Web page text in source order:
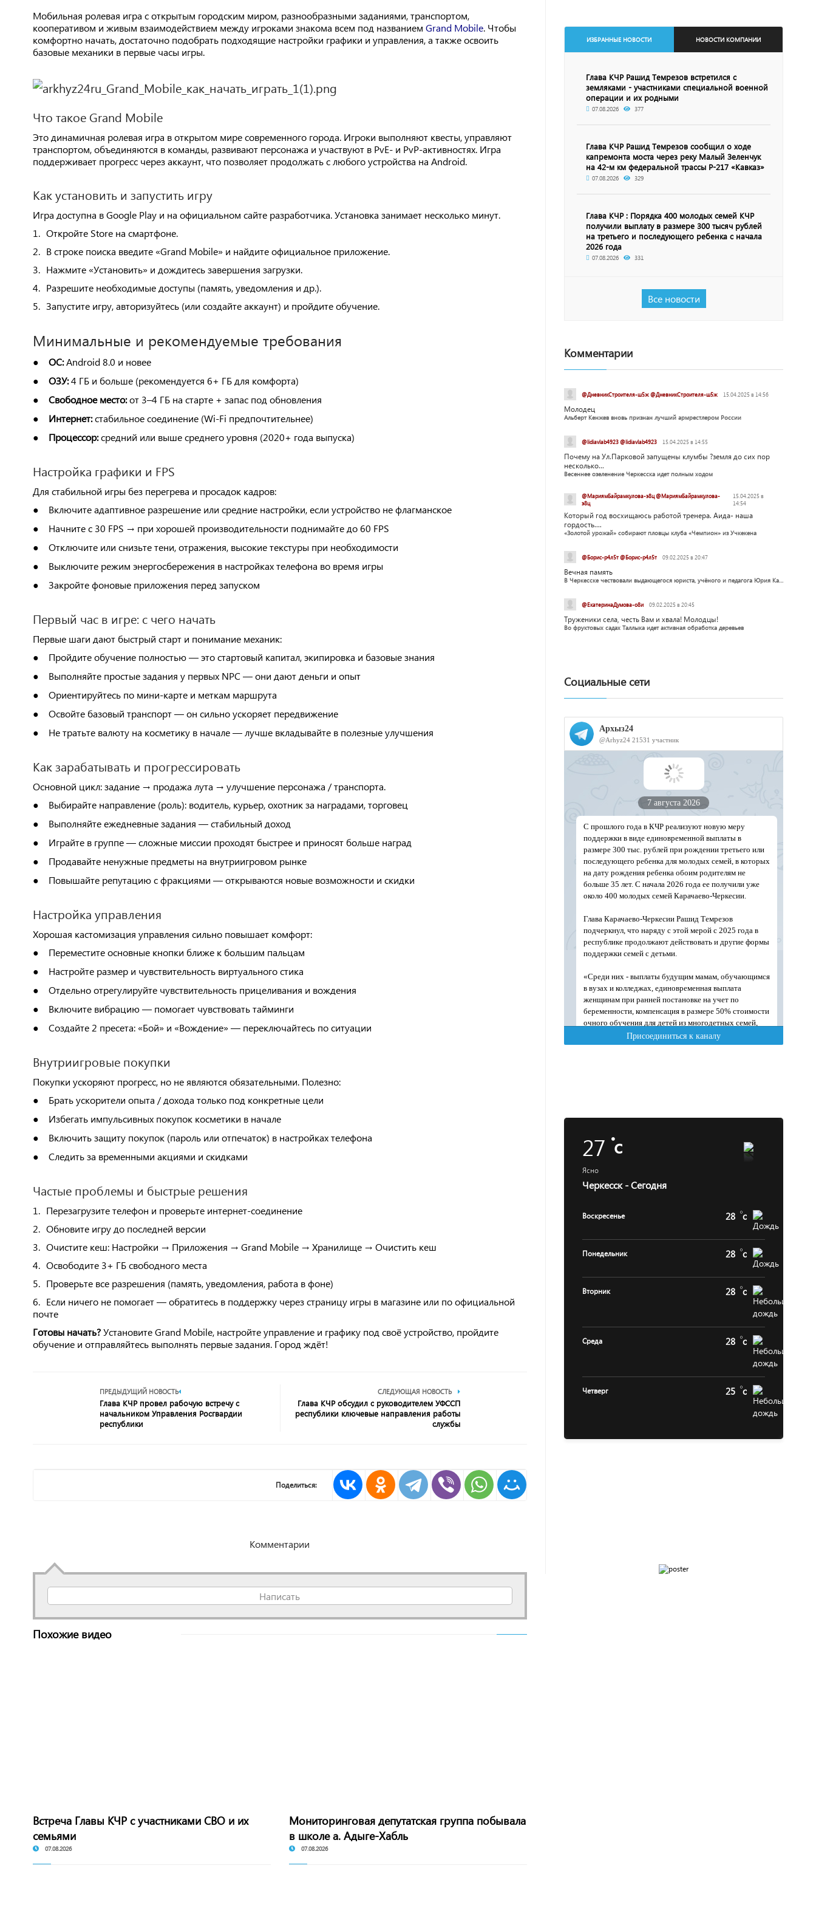
Мобильная ролевая игра с открытым городским миром, разнообразными заданиями, транспортом,
кооперативом и живым взаимодействием между игроками знакома всем под названием Grand Mobile. Чтобы
комфортно начать, достаточно подобрать подходящие настройки графики и управления, а также освоить
базовые механики в первые часы игры.
Что такое Grand Mobile
Это динамичная ролевая игра в открытом мире современного города. Игроки выполняют квесты, управляют
транспортом, объединяются в команды, развивают персонажа и участвуют в PvE- и PvP-активностях. Игра
поддерживает прогресс через аккаунт, что позволяет продолжать с любого устройства на Android.
Как установить и запустить игру
Игра доступна в Google Play и на официальном сайте разработчика. Установка занимает несколько минут.
1. Откройте Store на смартфоне.
2. В строке поиска введите «Grand Mobile» и найдите официальное приложение.
3. Нажмите «Установить» и дождитесь завершения загрузки.
4. Разрешите необходимые доступы (память, уведомления и др.).
5. Запустите игру, авторизуйтесь (или создайте аккаунт) и пройдите обучение.
Минимальные и рекомендуемые требования
● ОС:Android 8.0 и новее
● ОЗУ:4 ГБ и больше (рекомендуется 6+ ГБ для комфорта)
● Свободное место:от 3–4 ГБ на старте + запас под обновления
● Интернет:стабильное соединение (Wi-Fi предпочтительнее)
● Процессор:средний или выше среднего уровня (2020+ года выпуска)
Настройка графики и FPS
Для стабильной игры без перегрева и просадок кадров:
● Включите адаптивное разрешение или средние настройки, если устройство не флагманское
● Начните с 30 FPS → при хорошей производительности поднимайте до 60 FPS
● Отключите или снизьте тени, отражения, высокие текстуры при необходимости
● Выключите режим энергосбережения в настройках телефона во время игры
● Закройте фоновые приложения перед запуском
Первый час в игре: с чего начать
Первые шаги дают быстрый старт и понимание механик:
● Пройдите обучение полностью — это стартовый капитал, экипировка и базовые знания
● Выполняйте простые задания у первых NPC — они дают деньги и опыт
● Ориентируйтесь по мини-карте и меткам маршрута
● Освойте базовый транспорт — он сильно ускоряет передвижение
● Не тратьте валюту на косметику в начале — лучше вкладывайте в полезные улучшения
Как зарабатывать и прогрессировать
Основной цикл: задание → продажа лута → улучшение персонажа / транспорта.
● Выбирайте направление (роль): водитель, курьер, охотник за наградами, торговец
● Выполняйте ежедневные задания — стабильный доход
● Играйте в группе — сложные миссии проходят быстрее и приносят больше наград
● Продавайте ненужные предметы на внутриигровом рынке
● Повышайте репутацию с фракциями — открываются новые возможности и скидки
Настройка управления
Хорошая кастомизация управления сильно повышает комфорт:
● Переместите основные кнопки ближе к большим пальцам
● Настройте размер и чувствительность виртуального стика
● Отдельно отрегулируйте чувствительность прицеливания и вождения
● Включите вибрацию — помогает чувствовать тайминги
● Создайте 2 пресета: «Бой» и «Вождение» — переключайтесь по ситуации
Внутриигровые покупки
Покупки ускоряют прогресс, но не являются обязательными. Полезно:
● Брать ускорители опыта / дохода только под конкретные цели
● Избегать импульсивных покупок косметики в начале
● Включить защиту покупок (пароль или отпечаток) в настройках телефона
● Следить за временными акциями и скидками
Частые проблемы и быстрые решения
1. Перезагрузите телефон и проверьте интернет-соединение
2. Обновите игру до последней версии
3. Очистите кеш: Настройки → Приложения → Grand Mobile → Хранилище → Очистить кеш
4. Освободите 3+ ГБ свободного места
5. Проверьте все разрешения (память, уведомления, работа в фоне)
6. Если ничего не помогает — обратитесь в поддержку через страницу игры в магазине или по официальной
почте
Готовы начать?Установите Grand Mobile, настройте управление и графику под своё устройство, пройдите
обучение и отправляйтесь выполнять первые задания. Город ждёт!
ПРЕДЫДУЩИЙ НОВОСТЬ
Глава КЧР провел рабочую встречу с
начальником Управления Росгвардии
республики
СЛЕДУЮЩАЯ НОВОСТЬ
Глава КЧР обсудил с руководителем УФССП
республики ключевые направления работы
службы
Поделиться:
Комментарии
Написать
Похожие видео
Встреча Главы КЧР с участниками СВО и их
семьями
07.08.2026
Мониторинговая депутатская группа побывала
в школе а. Адыге-Хабль
07.08.2026
ИЗБРАННЫЕ НОВОСТИ НОВОСТИ КОМПАНИИ
Глава КЧР Рашид Темрезов встретился с
земляками - участниками специальной военной
операции и их родными
07.08.2026 377
Глава КЧР Рашид Темрезов сообщил о ходе
капремонта моста через реку Малый Зеленчук
на 42-м км федеральной трассы Р-217 «Кавказ»
07.08.2026 329
Глава КЧР : Порядка 400 молодых семей КЧР
получили выплату в размере 300 тысяч рублей
на третьего и последующего ребенка с начала
2026 года
07.08.2026 331
Все новости
Комментарии
@ДневникСтроителя-ш5ж @ДневникСтроителя-ш5ж 15.04.2025 в 14:56
Молодец
Альберт Кенжев вновь признан лучший армрестлером России
@lidiavlab4923 @lidiavlab4923 15.04.2025 в 14:55
Почему на Ул.Парковой запущены клумбы ?земля до сих пор
несколько...
Весеннее озеленение Черкесска идет полным ходом
@МариямБайрамкулова-э8ц @МариямБайрамкулова-
э8ц
15.04.2025 в
14:54
Который год восхищаюсь работой тренера. Аида- наша
гордость....
«Золотой урожай» собирают пловцы клуба «Чемпион» из Учкекена
@Борис-р4л5т @Борис-р4л5т 09.02.2025 в 20:47
Вечная память
В Черкесске чествовали выдающегося юриста, учёного и педагога Юрия Калмыкова
@ЕкатеринаДумова-о8и 09.02.2025 в 20:45
Труженики села, честь Вам и хвала! Молодцы!
Во фруктовых садах Таллыка идет активная обработка деревьев
Социальные сети
27c
Ясно
Черкесск - Сегодня
Воскресенье 28 c
Понедельник 28 c
Вторник 28 c
Среда 28 c
Четверг 25 c